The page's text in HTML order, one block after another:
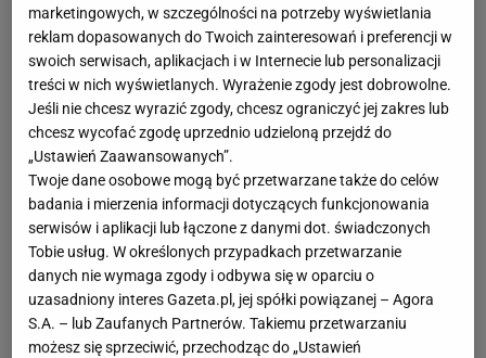
marketingowych, w szczególności na potrzeby wyświetlania
reklam dopasowanych do Twoich zainteresowań i preferencji w
swoich serwisach, aplikacjach i w Internecie lub personalizacji
treści w nich wyświetlanych. Wyrażenie zgody jest dobrowolne.
Jeśli nie chcesz wyrazić zgody, chcesz ograniczyć jej zakres lub
chcesz wycofać zgodę uprzednio udzieloną przejdź do
„Ustawień Zaawansowanych”.
Twoje dane osobowe mogą być przetwarzane także do celów
badania i mierzenia informacji dotyczących funkcjonowania
serwisów i aplikacji lub łączone z danymi dot. świadczonych
Tobie usług. W określonych przypadkach przetwarzanie
danych nie wymaga zgody i odbywa się w oparciu o
uzasadniony interes Gazeta.pl, jej spółki powiązanej – Agora
S.A. – lub Zaufanych Partnerów. Takiemu przetwarzaniu
możesz się sprzeciwić, przechodząc do „Ustawień